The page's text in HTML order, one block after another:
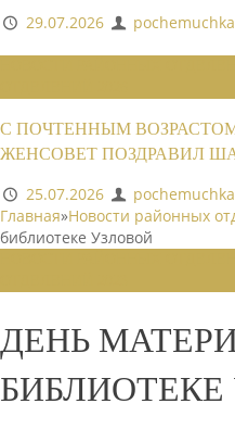
29.07.2026
С ПОЧТЕННЫМ
ЖЕНСОВЕТ ПОЗДРАВИЛ
25.07.2026
Главная»Новости районных
библиотеке Узловой
ДЕНЬ